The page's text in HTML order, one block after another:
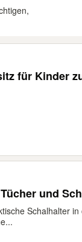
für Kinder
und
Schalhalter